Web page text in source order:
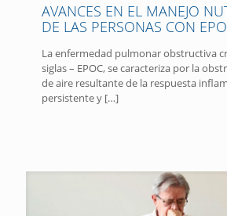
AVANCES EN EL MANEJO
DE LAS PERSONAS CON
La enfermedad pulmonar obstructiva
siglas – EPOC, se caracteriza por la
de aire resultante de la respuesta
persistente y […]